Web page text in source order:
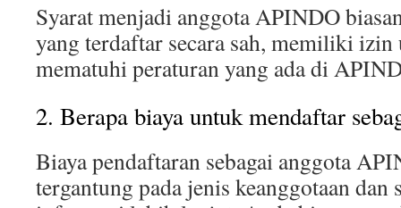
Syarat menjadi anggota APINDO
yang terdaftar secara sah, memiliki izin
mematuhi peraturan yang ada di
2. Berapa biaya untuk mendaftar
Biaya pendaftaran sebagai anggota
tergantung pada jenis keanggotaan dan